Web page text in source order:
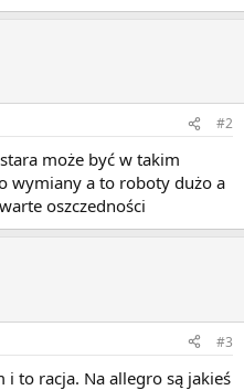
#2
może być w takim
wymiany a to roboty dużo a
oszczedności
#3
i to racja. Na allegro są jakieś